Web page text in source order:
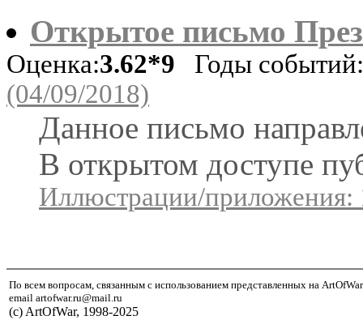
Открытое письмо
Оценка:3.62*9 Годы
(04/09/2018)
Данное письмо
В открытом доступе
Иллюстрации/приложения:
По всем вопросам, связанным с использованием представленных на
email artofwar.ru@mail.ru
(с) ArtOfWar, 1998-2025